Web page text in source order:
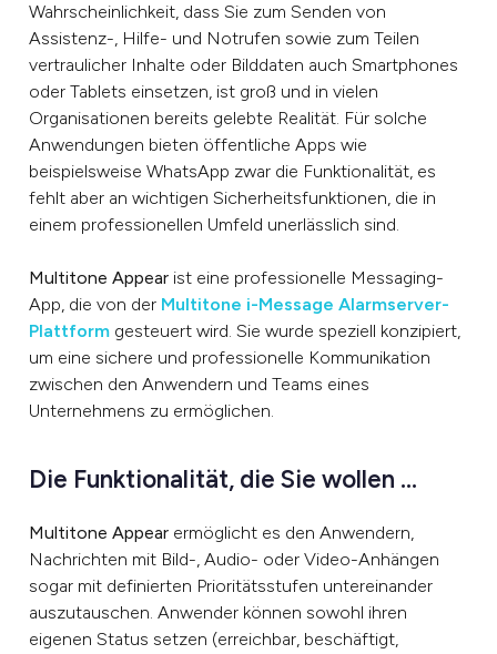
Wahrscheinlichkeit, dass Sie zum Senden von
Assistenz-, Hilfe- und Notrufen sowie zum Teilen
vertraulicher Inhalte oder Bilddaten auch Smartphones
oder Tablets einsetzen, ist groß und in vielen
Organisationen bereits gelebte Realität. Für solche
Anwendungen bieten öffentliche Apps wie
beispielsweise WhatsApp zwar die Funktionalität, es
fehlt aber an wichtigen Sicherheitsfunktionen, die in
einem professionellen Umfeld unerlässlich sind.
Multitone Appear ist eine professionelle Messaging-
App, die von der Multitone i-Message Alarmserver-
Plattform gesteuert wird. Sie wurde speziell konzipiert,
um eine sichere und professionelle Kommunikation
zwischen den Anwendern und Teams eines
Unternehmens zu ermöglichen.
Die Funktionalität, die Sie wollen …
Multitone Appear ermöglicht es den Anwendern,
Nachrichten mit Bild-, Audio- oder Video-Anhängen
sogar mit definierten Prioritätsstufen untereinander
auszutauschen. Anwender können sowohl ihren
eigenen Status setzen (erreichbar, beschäftigt,